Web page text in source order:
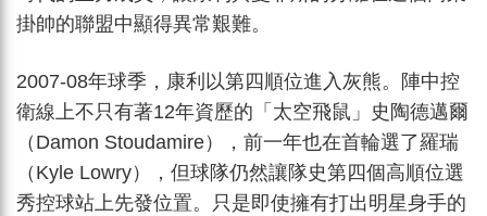
掛帥的聯盟中顯得異常艱難。
2007-08年球季，康利以第四順位進入灰熊。陣中控
衛線上不只有著12年資歷的「太空飛鼠」史陶德邁爾
（Damon Stoudamire），前一年也在首輪選了羅瑞
（Kyle Lowry），但球隊仍然讓隊史第四個高順位選
秀控球站上先發位置。只是即使擁有打出明星身手的